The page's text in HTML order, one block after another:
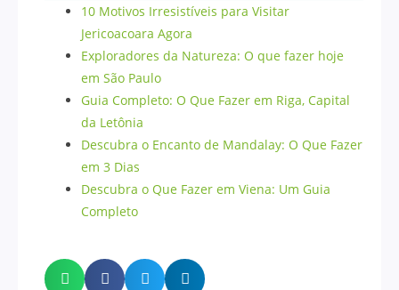
10 Motivos Irresistíveis para Visitar
Jericoacoara Agora
Exploradores da Natureza: O que fazer hoje
em São Paulo
Guia Completo: O Que Fazer em Riga, Capital
da Letônia
Descubra o Encanto de Mandalay: O Que Fazer
em 3 Dias
Descubra o Que Fazer em Viena: Um Guia
Completo